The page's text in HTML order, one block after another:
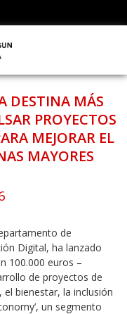
DESTINA MÁS
PROYECTOS
MEJORAR EL
MAYORES
de
Digital, ha lanzado
100.000 euros –
de proyectos de
bienestar, la inclusión
un segmento